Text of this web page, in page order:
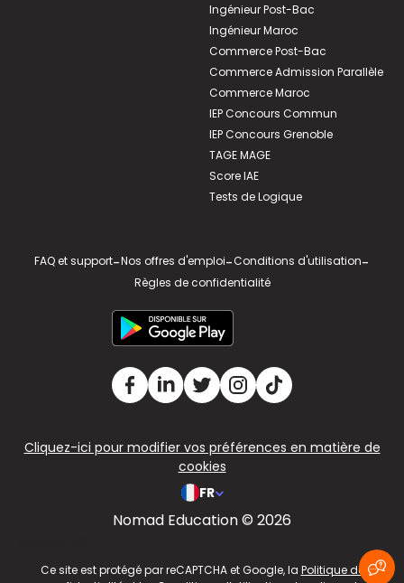
Ingénieur Post-Bac
Ingénieur Maroc
Commerce Post-Bac
Commerce Admission Parallèle
Commerce Maroc
IEP Concours Commun
IEP Concours Grenoble
TAGE MAGE
Score IAE
Tests de Logique
FAQ et support-Nos offres d'emploi-Conditions d'utilisation-
Règles de confidentialité
Cliquez-ici pour modifier vos préférences en matière de
cookies
FR
Nomad Education © 2026
Ce site est protégé par reCAPTCHA et Google, la Politique de